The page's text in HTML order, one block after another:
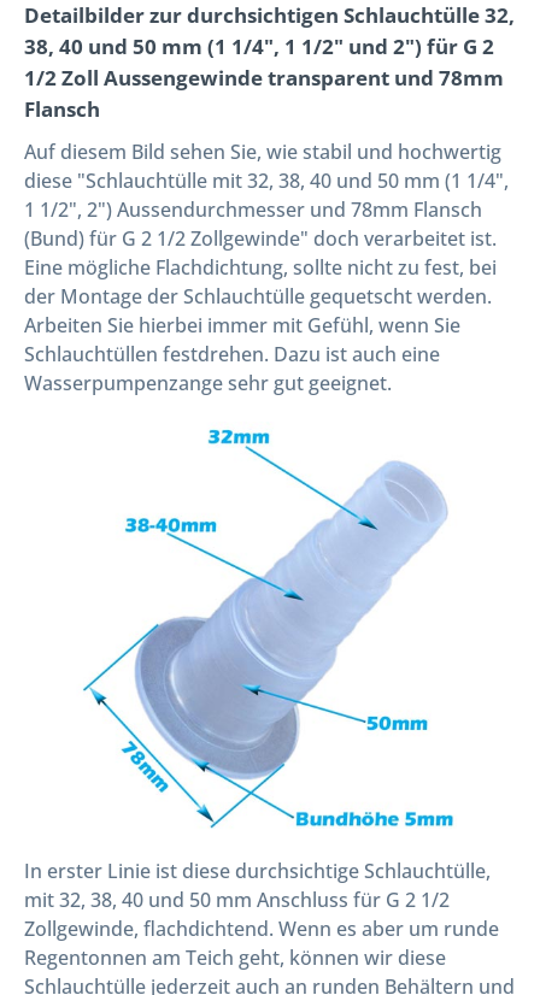
Detailbilder zur durchsichtigen Schlauchtülle 32,
38, 40 und 50 mm (1 1/4", 1 1/2" und 2") für G 2
1/2 Zoll Aussengewinde transparent und 78mm
Flansch
Auf diesem Bild sehen Sie, wie stabil und hochwertig
diese "Schlauchtülle mit 32, 38, 40 und 50 mm (1 1/4",
1 1/2", 2") Aussendurchmesser und 78mm Flansch
(Bund) für G 2 1/2 Zollgewinde" doch verarbeitet ist.
Eine mögliche Flachdichtung, sollte nicht zu fest, bei
der Montage der Schlauchtülle gequetscht werden.
Arbeiten Sie hierbei immer mit Gefühl, wenn Sie
Schlauchtüllen festdrehen. Dazu ist auch eine
Wasserpumpenzange sehr gut geeignet.
In erster Linie ist diese durchsichtige Schlauchtülle,
mit 32, 38, 40 und 50 mm Anschluss für G 2 1/2
Zollgewinde, flachdichtend. Wenn es aber um runde
Regentonnen am Teich geht, können wir diese
Schlauchtülle jederzeit auch an runden Behältern und